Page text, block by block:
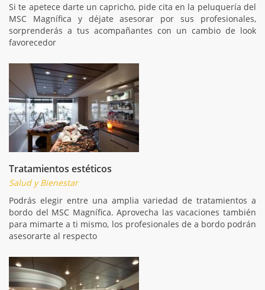
Si te apetece darte un capricho, pide cita en la peluquería del
MSC Magnífica y déjate asesorar por sus profesionales,
sorprenderás a tus acompañantes con un cambio de look
favorecedor
Tratamientos estéticos
Salud y Bienestar
Podrás elegir entre una amplia variedad de tratamientos a
bordo del MSC Magnífica. Aprovecha las vacaciones también
para mimarte a ti mismo, los profesionales de a bordo podrán
asesorarte al respecto